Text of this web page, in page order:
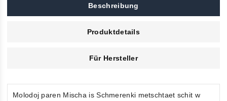
Beschreibung
Produktdetails
Für Hersteller
Molodoj paren Mischa is Schmerenki metschtaet schit w